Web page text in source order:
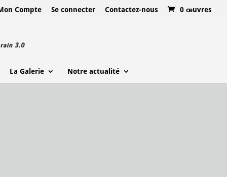
Compte Se connecter Contactez-nous 0 œuvres
La Galerie Notre actualité